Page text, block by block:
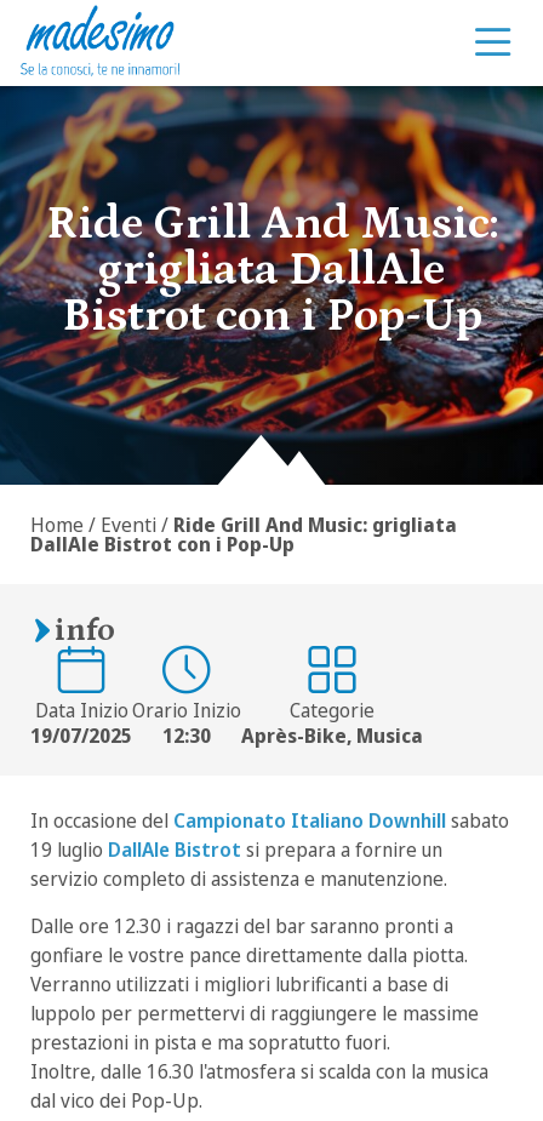
Vai al contenuto
Ride Grill And Music:
grigliata DallAle
Bistrot con i Pop-Up
Home / Eventi/ Ride Grill And Music: grigliata
DallAle Bistrot con i Pop-Up
info
Data Inizio
19/07/2025
Orario Inizio
12:30
Categorie
Après-Bike, Musica
In occasione del Campionato Italiano Downhillsabato
19 luglio DallAle Bistrot si prepara a fornire un
servizio completo di assistenza e manutenzione.
Dalle ore 12.30 i ragazzi del bar saranno pronti a
gonfiare le vostre pance direttamente dalla piotta.
Verranno utilizzati i migliori lubrificanti a base di
luppolo per permettervi di raggiungere le massime
prestazioni in pista e ma sopratutto fuori.
Inoltre, dalle 16.30 l'atmosfera si scalda con la musica
dal vico dei Pop-Up.